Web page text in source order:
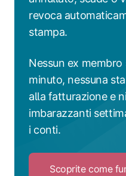
revoca
stampa.
Nessun ex
minuto, nessuna
alla fatturazione e
imbarazzanti
i conti.
Scoprite come